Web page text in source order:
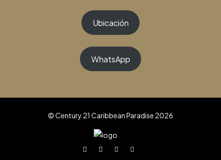
Ubicación
WhatsApp
© Century 21 Caribbean Paradise 2026